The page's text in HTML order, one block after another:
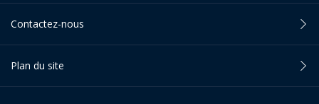
Contactez-nous
Plan du site